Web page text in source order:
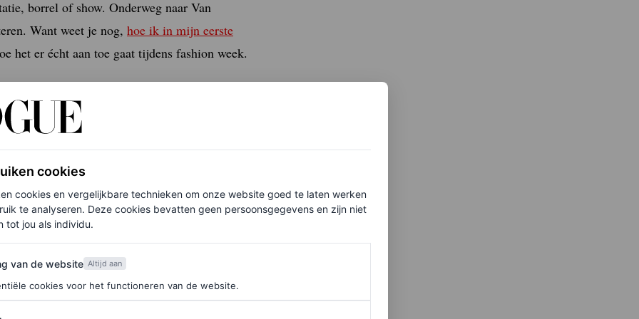
borrel of show. Onderweg naar Van
Want weet je nog, hoe ik in mijn eerste
het er écht aan toe gaat tijdens fashion week.
je, nietwaar?’
fashion week
show? Die zijn niet allemaal gekocht.
van jewelste, die ook nog nieuwe tassen en
lenen items van pr-bureaus, vrienden
cookies
cookies en vergelijkbare technieken om onze website goed te laten werken
te analyseren. Deze cookies bevatten geen persoonsgegevens en zijn niet
tot jou als individu.
de website
van de website Altijd aan
cookies voor het functioneren van de website.